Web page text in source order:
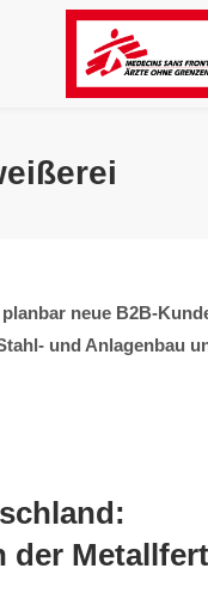
neue B2B-
und Anlagenbau
der